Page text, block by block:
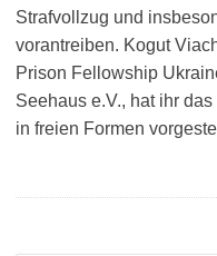
Strafvollzug und
vorantreiben. Kogut
Prison Fellowship
Seehaus e.V., hat ihr
in freien Formen